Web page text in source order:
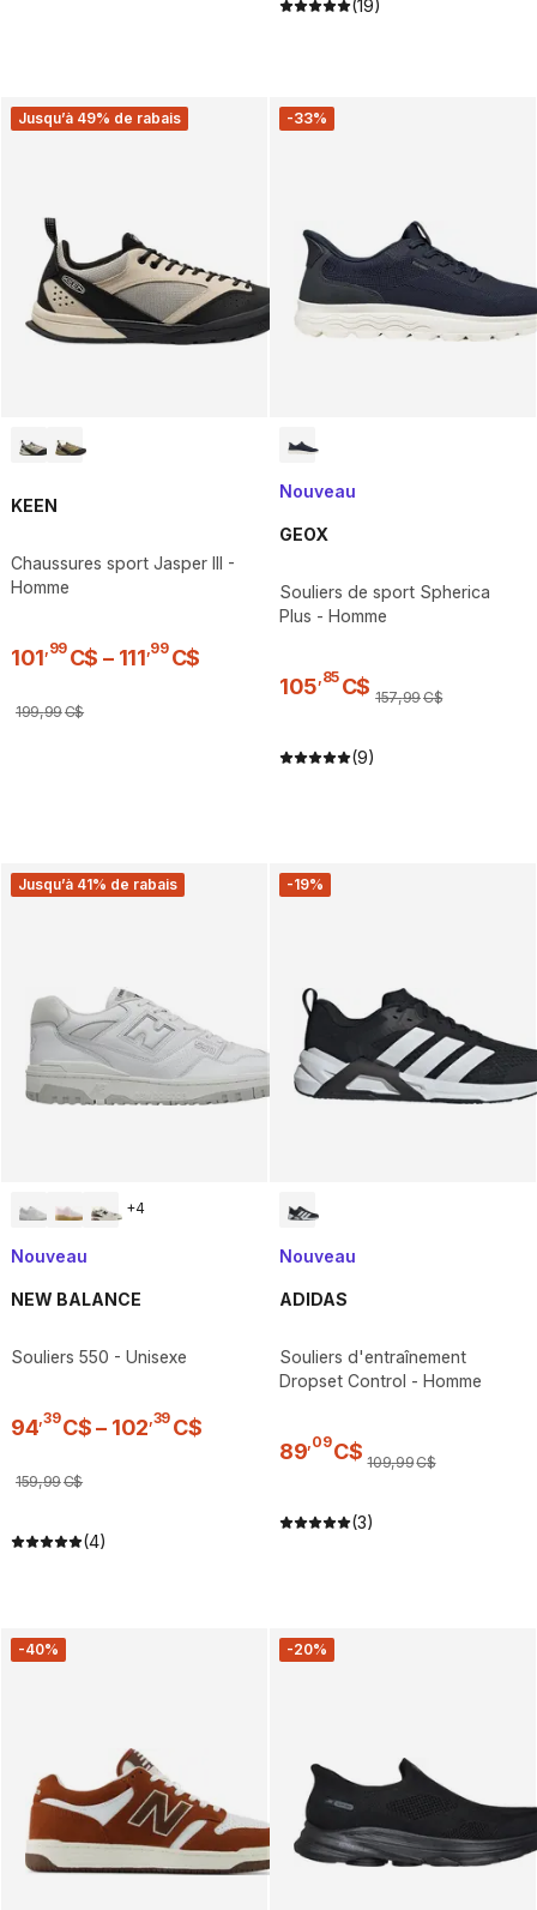
(19)
Jusqu’à 49% de rabais
KEEN
Chaussures sport Jasper III -
Homme
101 99 C$ – 111 99 C$
199,99C$
-33%
Nouveau
GEOX
Souliers de sport Spherica
Plus - Homme
105 85 C$ 157,99C$
(9)
Jusqu’à 41% de rabais
+4
Nouveau
NEW BALANCE
Souliers 550 - Unisexe
94 39C$ – 102 39 C$
159,99C$
(4)
-19%
Nouveau
ADIDAS
Souliers d'entraînement
Dropset Control - Homme
89 09C$ 109,99C$
(3)
-40% -20%